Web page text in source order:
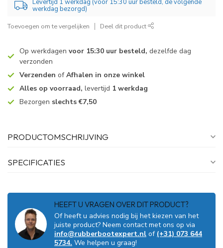
Levertijd 1 werkdag (voor 15:30 uur besteld, de volgende
werkdag bezorgd)
Toevoegen om te vergelijken Deel dit product
Op werkdagen voor 15:30 uur besteld, dezelfde dag
verzonden
Verzenden ofAfhalen in onze winkel
Alles op voorraad, levertijd 1 werkdag
Bezorgen slechts €7,50
PRODUCTOMSCHRIJVING
SPECIFICATIES
HEEFT U VRAGEN OVER DIT PRODUCT?
Of heeft u advies nodig bij het kiezen van het
juiste product? Neem contact met ons op via
info@rubberbootexpert.nl of (+31) 073 644
5734. We helpen u graag!